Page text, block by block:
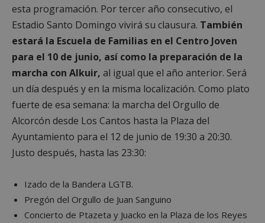
esta programación. Por tercer año consecutivo, el
Estadio Santo Domingo vivirá su clausura. También
estará la Escuela de Familias en el Centro Joven
para el 10 de junio, así como la preparación de la
marcha con Alkuir, al igual que el año anterior. Será
un día después y en la misma localización. Como plato
fuerte de esa semana: la marcha del Orgullo de
Alcorcón desde Los Cantos hasta la Plaza del
Ayuntamiento para el 12 de junio de 19:30 a 20:30.
Justo después, hasta las 23:30:
Izado de la Bandera LGTB.
Pregón del Orgullo de Juan Sanguino
Concierto de Ptazeta y Juacko en la Plaza de los Reyes